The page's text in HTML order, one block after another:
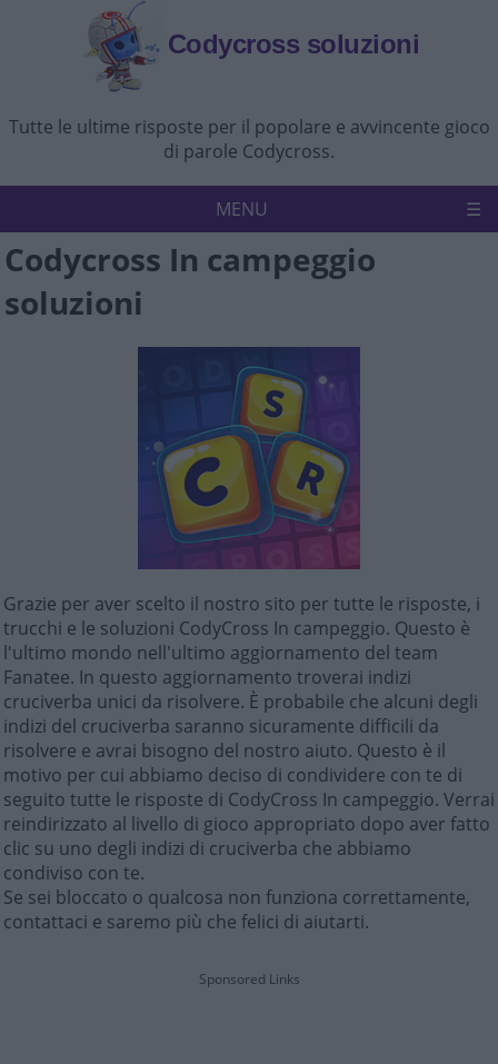
Codycross soluzioni
Tutte le ultime risposte per il popolare e avvincente gioco
di parole Codycross.
MENU
Codycross Politica sulla riservatezza
Disconoscimento
Codycross In campeggio
soluzioni
Grazie per aver scelto il nostro sito per tutte le risposte, i
trucchi e le soluzioni CodyCross In campeggio. Questo è
l'ultimo mondo nell'ultimo aggiornamento del team
Fanatee. In questo aggiornamento troverai indizi
cruciverba unici da risolvere. È probabile che alcuni degli
indizi del cruciverba saranno sicuramente difficili da
risolvere e avrai bisogno del nostro aiuto. Questo è il
motivo per cui abbiamo deciso di condividere con te di
seguito tutte le risposte di CodyCross In campeggio. Verrai
reindirizzato al livello di gioco appropriato dopo aver fatto
clic su uno degli indizi di cruciverba che abbiamo
condiviso con te.
Se sei bloccato o qualcosa non funziona correttamente,
contattaci e saremo più che felici di aiutarti.
Sponsored Links